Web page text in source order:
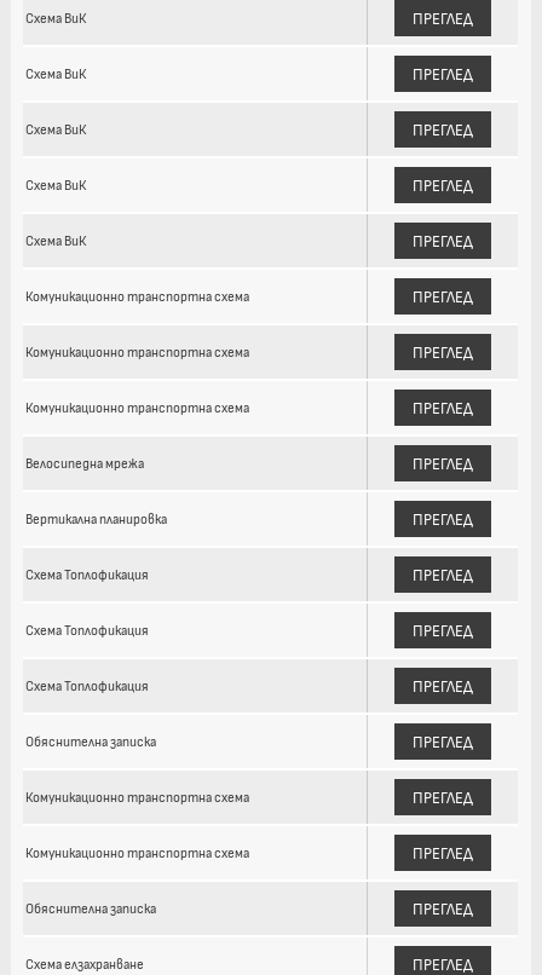
Схема ВиК ПРЕГЛЕД
Схема ВиК ПРЕГЛЕД
Схема ВиК ПРЕГЛЕД
Схема ВиК ПРЕГЛЕД
Схема ВиК ПРЕГЛЕД
Комуникационно транспортна схема ПРЕГЛЕД
Комуникационно транспортна схема ПРЕГЛЕД
Комуникационно транспортна схема ПРЕГЛЕД
Велосипедна мрежа ПРЕГЛЕД
Вертикална планировка ПРЕГЛЕД
Схема Топлофикация ПРЕГЛЕД
Схема Топлофикация ПРЕГЛЕД
Схема Топлофикация ПРЕГЛЕД
Обяснителна записка ПРЕГЛЕД
Комуникационно транспортна схема ПРЕГЛЕД
Комуникационно транспортна схема ПРЕГЛЕД
Обяснителна записка ПРЕГЛЕД
Схема елзахранване ПРЕГЛЕД